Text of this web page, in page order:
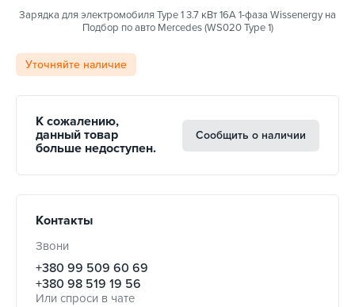
Зарядка для электромобиля Type 1 3.7 кВт 16А 1-фаза Wissenergy на
Подбор по авто Mercedes (WS020 Type 1)
Уточняйте наличие
К сожалению,
данный товар
больше недоступен.
Сообщить о наличии
Контакты
Звони
+380 99 509 60 69
+380 98 519 19 56
Или спроси в чате